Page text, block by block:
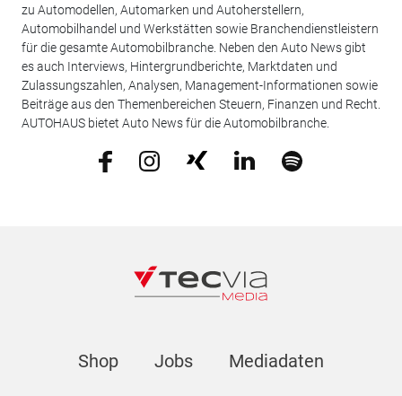
zu Automodellen, Automarken und Autoherstellern,
Automobilhandel und Werkstätten sowie Branchendienstleistern
für die gesamte Automobilbranche. Neben den Auto News gibt
es auch Interviews, Hintergrundberichte, Marktdaten und
Zulassungszahlen, Analysen, Management-Informationen sowie
Beiträge aus den Themenbereichen Steuern, Finanzen und Recht.
AUTOHAUS bietet Auto News für die Automobilbranche.
Shop Jobs Mediadaten